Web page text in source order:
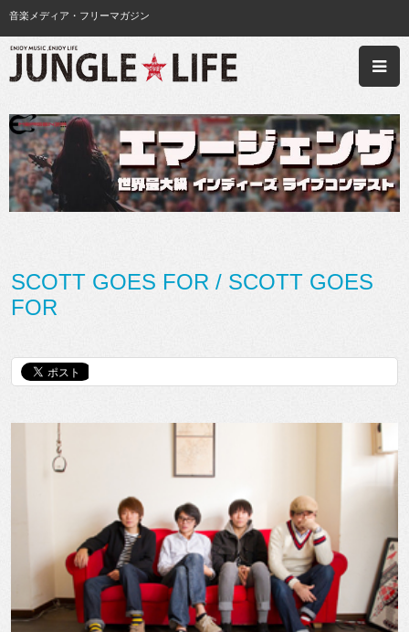
音楽メディア・フリーマガジン
SCOTT GOES FOR / SCOTT GOES
FOR